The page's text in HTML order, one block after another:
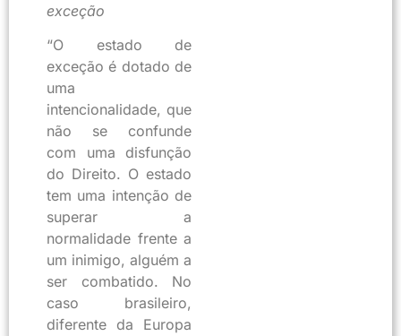
exceção
“O estado de
exceção é dotado de
uma
intencionalidade, que
não se confunde
com uma disfunção
do Direito. O estado
tem uma intenção de
superar a
normalidade frente a
um inimigo, alguém a
ser combatido. No
caso brasileiro,
diferente da Europa